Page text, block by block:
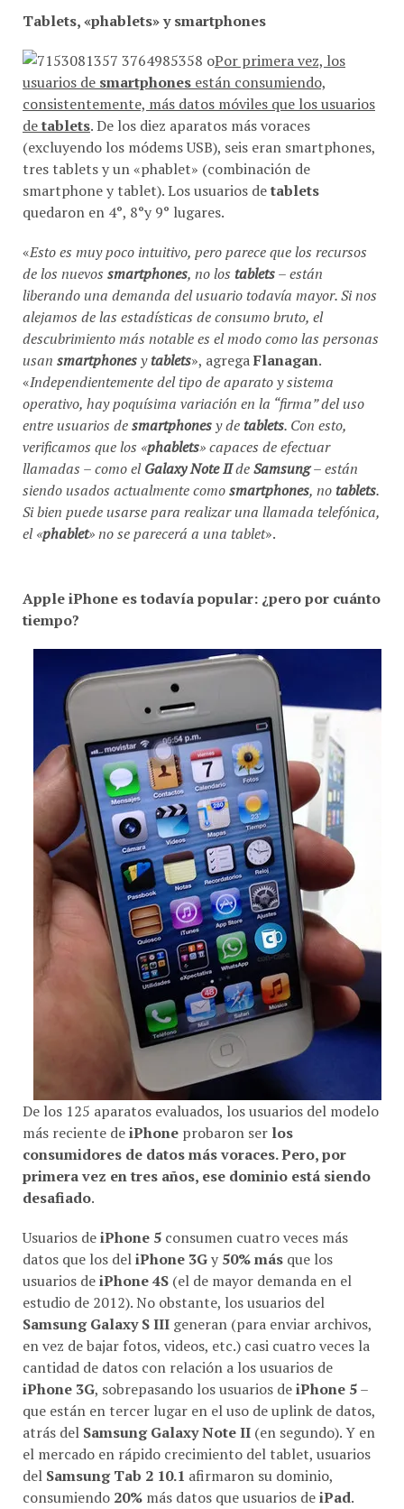
Tablets, «phablets» y smartphones
Por primera vez, los
usuarios de smartphones están consumiendo,
consistentemente, más datos móviles que los usuarios
detablets. De los diez aparatos más voraces
(excluyendo los módems USB), seis eran smartphones,
tres tablets y un «phablet» (combinación de
smartphone y tablet). Los usuarios detablets
quedaron en 4°, 8°y 9° lugares.
«Esto es muy poco intuitivo, pero parece que los recursos
de los nuevos smartphones, no los tablets– están
liberando una demanda del usuario todavía mayor. Si nos
alejamos de las estadísticas de consumo bruto, el
descubrimiento más notable es el modo como las personas
usan smartphonesytablets», agregaFlanagan.
«Independientemente del tipo de aparato y sistema
operativo, hay poquísima variación en la “firma” del uso
entre usuarios desmartphonesy de tablets. Con esto,
verificamos que los «phablets» capaces de efectuar
llamadas – como elGalaxy Note IIdeSamsung– están
siendo usados actualmente comosmartphones, no tablets.
Si bien puede usarse para realizar una llamada telefónica,
el «phablet» no se parecerá a una tablet».
Apple iPhone es todavía popular: ¿pero por cuánto
tiempo?
De los 125 aparatos evaluados, los usuarios del modelo
más reciente deiPhone probaron ser los
consumidores de datos más voraces. Pero, por
primera vez en tres años, ese dominio está siendo
desafiado.
Usuarios deiPhone 5 consumen cuatro veces más
datos que los deliPhone 3Gy 50% más que los
usuarios deiPhone 4S (el de mayor demanda en el
estudio de 2012). No obstante, los usuarios del
Samsung Galaxy S III generan (para enviar archivos,
en vez de bajar fotos, videos, etc.) casi cuatro veces la
cantidad de datos con relación a los usuarios de
iPhone 3G, sobrepasando los usuarios deiPhone 5–
que están en tercer lugar en el uso de uplink de datos,
atrás del Samsung Galaxy Note II (en segundo). Y en
el mercado en rápido crecimiento del tablet, usuarios
del Samsung Tab 2 10.1 afirmaron su dominio,
consumiendo 20% más datos que usuarios deiPad.